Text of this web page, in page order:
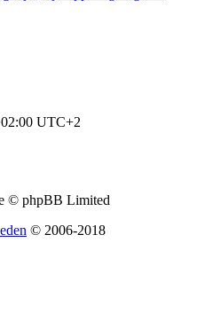
UTC+2
© phpBB Limited
© 2006-2018